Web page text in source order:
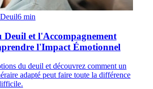
6 min
Deuil et l'Accompagnement
l'Impact Émotionnel
du deuil et découvrez comment un
adapté peut faire toute la différence